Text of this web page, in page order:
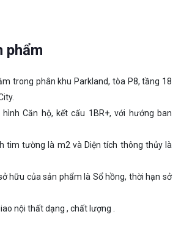
phẩm
trong phân khu Parkland, tòa P8, tầng 18
Căn hộ, kết cấu 1BR+, với hướng ban
tim tường là m2 và Diện tích thông thủy là
hữu của sản phẩm là Sổ hồng, thời hạn sở
nội thất dạng , chất lượng .